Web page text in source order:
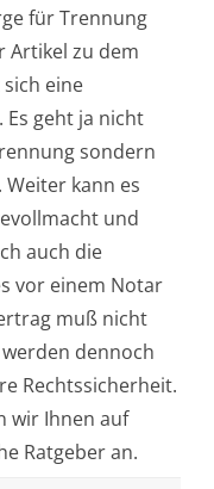
a
für Trennung
Artikel zu dem
eine
geht ja nicht
sondern
kann es
und
auch die
vor einem Notar
muß nicht
dennoch
Rechtssicherheit.
wir Ihnen auf
Ratgeber an.